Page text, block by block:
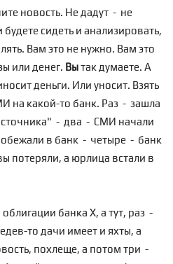
новость. Не дадут - не
сидеть и анализировать,
Вам это не нужно. Вам это
или денег. Вытак думаете. А
деньги. Или уносит. Взять
на какой-то банк. Раз - зашла
- два - СМИ начали
в банк - четыре - банк
потеряли, а юрлица встали в
банка Х, а тут, раз -
то дачи имеет и яхты, а
похлеще, а потом три -